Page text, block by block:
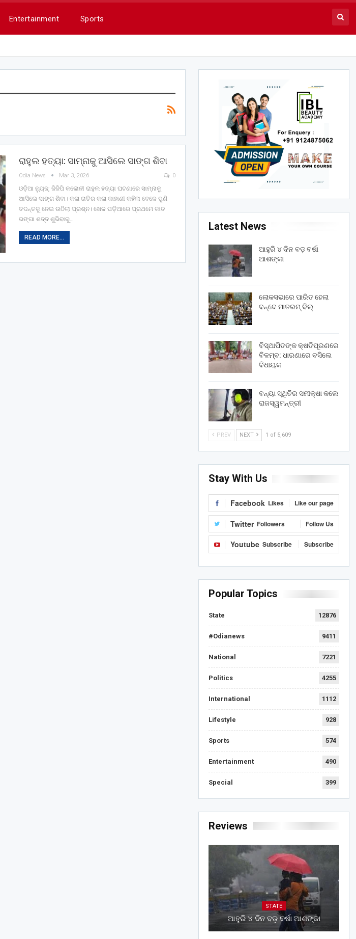
Entertainment Sports
ରାହୁଲ ହତ୍ୟା: ସାମ୍ନାକୁ ଆସିଲେ ସାଙ୍ଗ ଶିବା
Odia News Mar 3, 2026 0
ଓଡ଼ିଆ ନ୍ୟୁଜ୍: ଜିଜିପି କଲୋନୀ ରାହୁଲ ହତ୍ୟା ଘଟଣାରେ ସାମ୍ନାକୁ
ଆସିଲେ ସାଙ୍ଗ ଶିବା। କଳା ରାତିର କଳା କାହାଣୀ କହିଲା ବେଳେ ପୁଣି
ତଦନ୍ତକୁ ନେଇ ଉଠିଲା ପ୍ରଶ୍ନ। ଖେଳ ପଡ଼ିଆରେ ପ୍ରଥମେ କାଚ
ଭଙ୍ଗା ଶଦ୍ଦ ଶୁଭିବାରୁ…
READ MORE...
Latest News
ଆହୁରି ୪ ଦିନ ବଡ଼ ବର୍ଷା
ଆଶଙ୍କା
ଲୋକସଭାରେ ପାରିତ ହେଲା
ବନ୍ଦେ ମାତରମ୍‌ ବିଲ୍‌
ବିସ୍ଥାପିତଙ୍କ କ୍ଷତିପୂରଣରେ
ବିଳମ୍ବ: ଧାରଣାରେ ବସିଲେ
ବିଧାୟକ
ବନ୍ୟା ସ୍ଥିତିର ସମୀକ୍ଷା କଲେ
ରାଜସ୍ୱମନ୍ତ୍ରୀ
PREV NEXT 1 of 5,609
Stay With Us
Facebook Likes Like our page
Twitter Followers Follow Us
Youtube Subscribe Subscribe
Popular Topics
State 12876
#Odianews 9411
National 7221
Politics 4255
International 1112
Lifestyle 928
Sports 574
Entertainment 490
Special 399
Reviews
STATE
ଆହୁରି ୪ ଦିନ ବଡ଼ ବର୍ଷା ଆଶଙ୍କା